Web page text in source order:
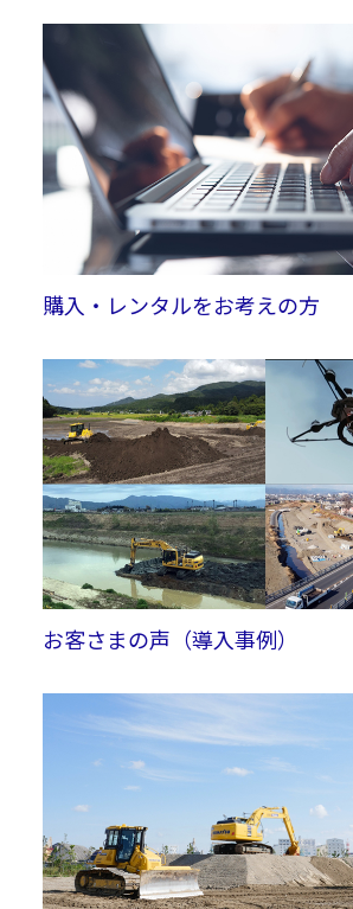
購入・レンタルをお考えの方
お客さまの声（導入事例）